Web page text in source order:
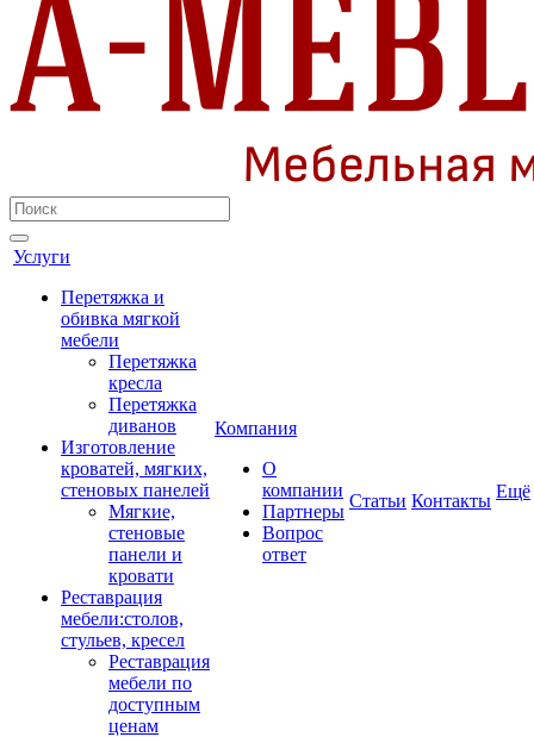
Услуги
Перетяжка и
обивка мягкой
мебели
Перетяжка
кресла
Перетяжка
диванов
Изготовление
кроватей, мягких,
стеновых панелей
Мягкие,
стеновые
панели и
кровати
Реставрация
мебели:столов,
стульев, кресел
Реставрация
мебели по
доступным
ценам
Компания
О
компании
Партнеры
Вопрос
ответ
Cтатьи Контакты Ещё